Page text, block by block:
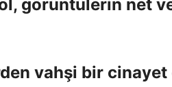
görüntülerin net
vahşi bir